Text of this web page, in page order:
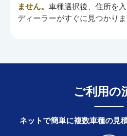
ません。 車種選択後、住所を
ディーラーがすぐに見つかりま
ご利用の
ネットで簡単に複数車種の見